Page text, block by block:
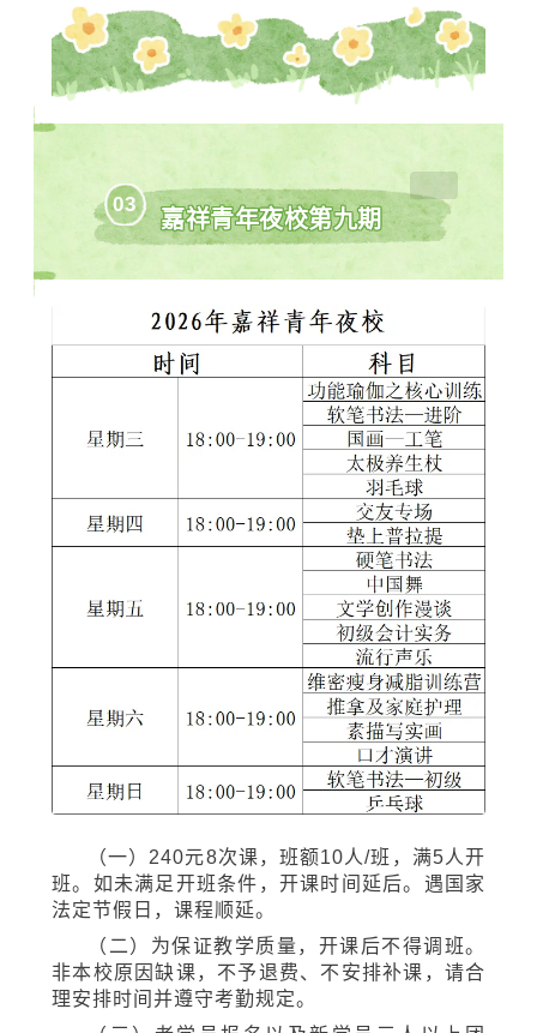
暑期短训：2026年7月6日开课—2026年8
月14日结业
学制一年：2026年9月1日开课—2027年6
面试报名地点：山东省青少年宫嘉祥分宫(拥
电话：安然老师 19558733889
03
嘉祥青年夜校第九期